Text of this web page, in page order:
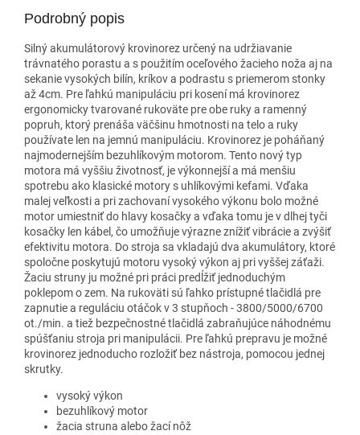
Podrobný popis
Silný akumulátorový krovinorez určený na udržiavanie
trávnatého porastu a s použitím oceľového žacieho noža aj na
sekanie vysokých bilín, kríkov a podrastu s priemerom stonky
až 4cm. Pre ľahkú manipuláciu pri kosení má krovinorez
ergonomicky tvarované rukoväte pre obe ruky a ramenný
popruh, ktorý prenáša väčšinu hmotnosti na telo a ruky
používate len na jemnú manipuláciu. Krovinorez je poháňaný
najmodernejším bezuhlíkovým motorom. Tento nový typ
motora má vyššiu životnosť, je výkonnejší a má menšiu
spotrebu ako klasické motory s uhlíkovými kefami. Vďaka
malej veľkosti a pri zachovaní vysokého výkonu bolo možné
motor umiestniť do hlavy kosačky a vďaka tomu je v dlhej tyči
kosačky len kábel, čo umožňuje výrazne znížiť vibrácie a zvýšiť
efektivitu motora. Do stroja sa vkladajú dva akumulátory, ktoré
spoločne poskytujú motoru vysoký výkon aj pri vyššej záťaži.
Žaciu struny ju možné pri práci predĺžiť jednoduchým
poklepom o zem. Na rukoväti sú ľahko prístupné tlačidlá pre
zapnutie a reguláciu otáčok v 3 stupňoch - 3800/5000/6700
ot./min. a tiež bezpečnostné tlačidlá zabraňujúce náhodnému
spúšťaniu stroja pri manipulácii. Pre ľahkú prepravu je možné
krovinorez jednoducho rozložiť bez nástroja, pomocou jednej
skrutky.
vysoký výkon
bezuhlíkový motor
žacia struna alebo žací nôž